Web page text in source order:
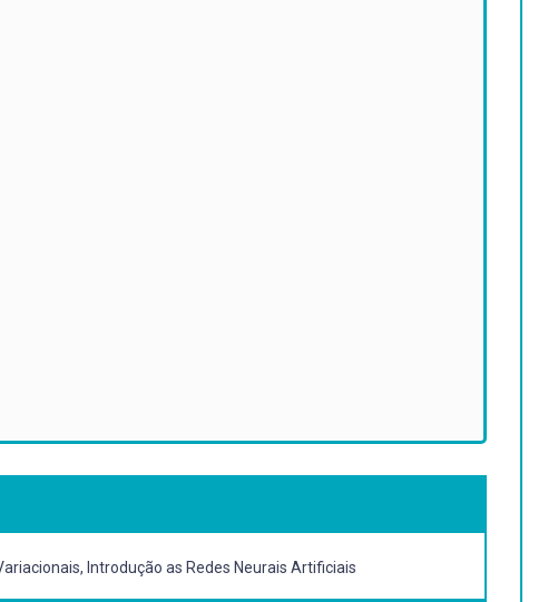
Introdução as Redes Neurais Artificiais